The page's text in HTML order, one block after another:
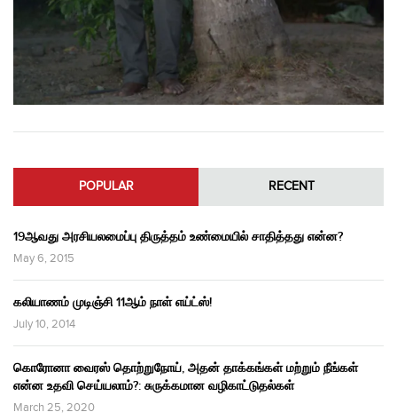
POPULAR RECENT
19ஆவது அரசியலமைப்பு திருத்தம் உண்மையில் சாதித்தது என்ன?
May 6, 2015
கலியாணம் முடிஞ்சி 11ஆம் நாள் எய்ட்ஸ்!
July 10, 2014
கொரோனா வைரஸ் தொற்றுநோய், அதன் தாக்கங்கள் மற்றும் நீங்கள்
என்ன உதவி செய்யலாம்?: சுருக்கமான வழிகாட்டுதல்கள்
March 25, 2020